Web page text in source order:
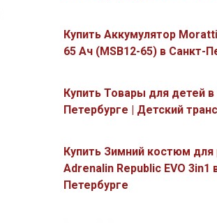
Купить Аккумулятор
65 Ач (MSB12-65) в Санкт-
Купить Товары для детей в
Петербурге | Детский
Купить Зимний костюм
Adrenalin Republic EVO 3in1
Петербурге